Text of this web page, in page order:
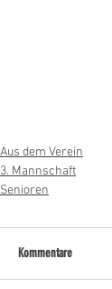
Aus dem Verein
3. Mannschaft
Senioren
Kommentare